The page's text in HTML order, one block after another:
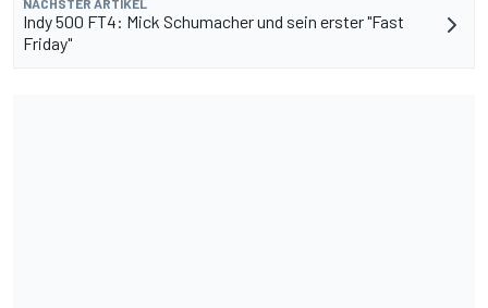
NÄCHSTER ARTIKEL
Indy 500 FT4: Mick Schumacher und sein erster "Fast
Friday"